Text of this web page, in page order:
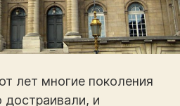
лет многие поколения
достраивали, и